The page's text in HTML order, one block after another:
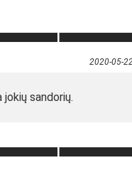
2020-05-
sandorių.